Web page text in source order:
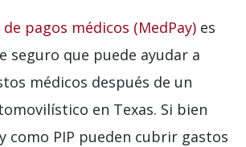
pagos médicos (MedPay) es
seguro que puede ayudar a
médicos después de un
en Texas. Si bien
como PIP pueden cubrir gastos